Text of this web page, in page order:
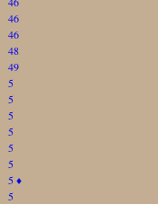
46
46
48
49
5
5
5
5
5
5
5♦
5